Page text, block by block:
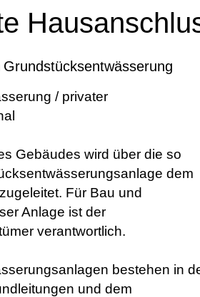
/ privater
Gebäudes wird über die so
dem
Für Bau und
Anlage ist der
verantwortlich.
bestehen in
und dem